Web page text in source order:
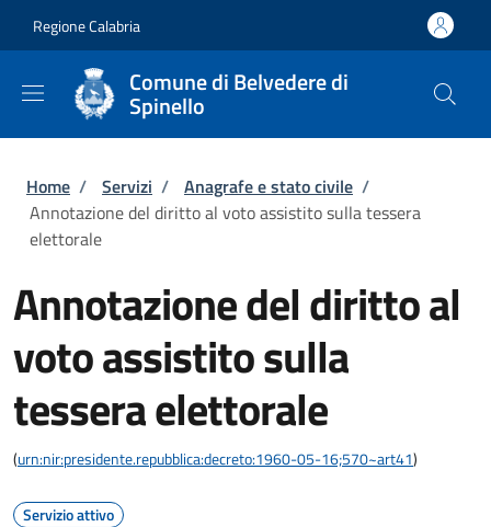
Regione Calabria
Comune di Belvedere di
Spinello
Briciole di pane
Home / Servizi / Anagrafe e stato civile /
Annotazione del diritto al voto assistito sulla tessera
elettorale
Annotazione del diritto al
voto assistito sulla
tessera elettorale
(urn:nir:presidente.repubblica:decreto:1960-05-16;570~art41)
Servizio attivo